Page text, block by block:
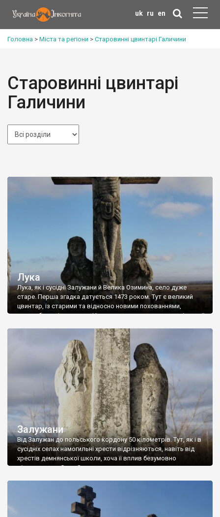
uk ru en
Головна > Міста та регіони > Старовинні цвинтарі Галичини
Старовинні цвинтарі
Галичини
Лука
Лука, як і сусідні Залужани й Велика Озимина, село дуже
старе. Перша згадка датується 1473 роком. Тут є великий
цвинтар, із старими та відносно новими похованнями,
надгробками і хрестами. Часто на могилах стоять гарні статуї
янголів. Інколи такі фігурки стоять біля підніжжя хреста, а
Залужани
Від Залужан до польського кордону 50 кілометрів. Тут, як і в
сусідніх селах намогильні хрести відрізняються, навіть від
хрестів демнянської школи, хоча її вплив безумовно
відчувається. Село Залужани досить давнє – перша згадка
його у свою економію. Тоді (і до 1965 року) село називалося